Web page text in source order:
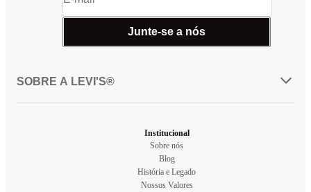
Junte-se a nós
SOBRE A LEVI'S®
Institucional
Sobre nós
Blog
História e Legado
Nossos Valores